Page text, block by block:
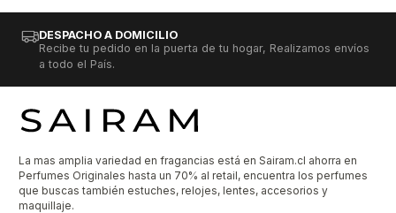
DESPACHO A DOMICILIO
Recibe tu pedido en la puerta de tu hogar, Realizamos envíos
a todo el País.
La mas amplia variedad en fragancias está en Sairam.cl ahorra en
Perfumes Originales hasta un 70% al retail, encuentra los perfumes
que buscas también estuches, relojes, lentes, accesorios y
maquillaje.